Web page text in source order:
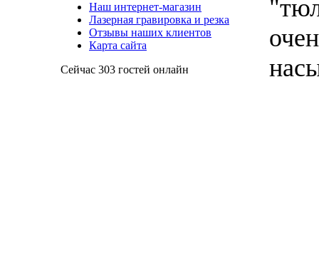
Наш интернет-магазин
Лазерная гравировка и резка
Отзывы наших клиентов
Карта сайта
Сейчас 303 гостей онлайн